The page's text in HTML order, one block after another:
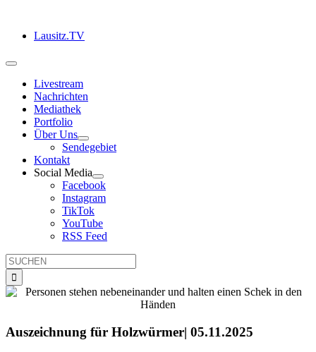
springenLausitz.TV
Toggle
NavigationLivestream
Nachrichten
Mediathek
Portfolio
Über Uns
Sendegebiet
Kontakt
Social Media
Facebook
Instagram
TikTok
YouTube
RSS Feed
Suche
nach:
Auszeichnung für Holzwürmer| 05.11.2025